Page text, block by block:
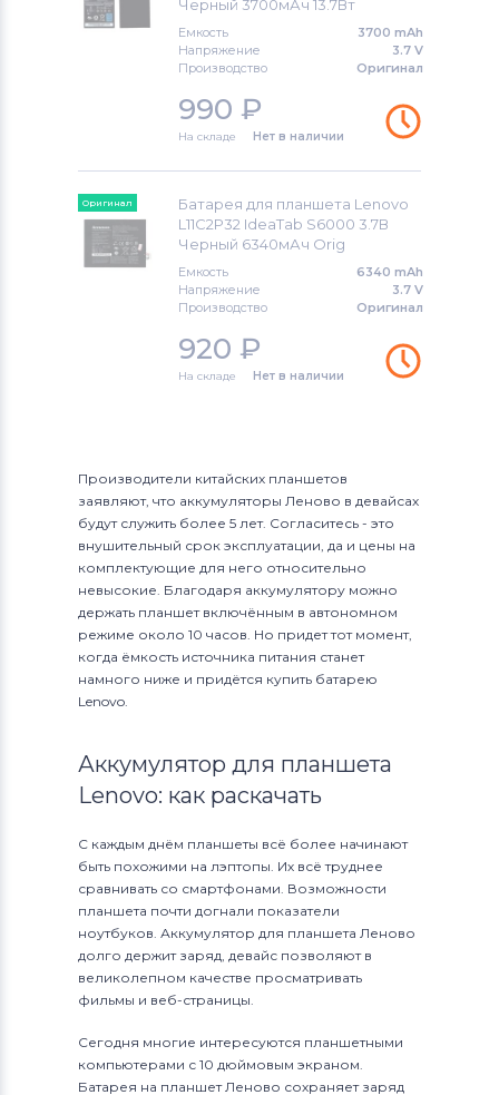
Черный 3700мАч 13.7Вт
Емкость
3700 mAh
Напряжение
3.7 V
Производство
Оригинал
990 ₽
На складе Нет в наличии
Оригинал
Батарея для планшета Lenovo
L11C2P32 IdeaTab S6000 3.7В
Черный 6340мАч Orig
Емкость
6340 mAh
Напряжение
3.7 V
Производство
Оригинал
920 ₽
На складе Нет в наличии
Производители китайских планшетов
заявляют, что аккумуляторы Леново в девайсах
будут служить более 5 лет. Согласитесь - это
внушительный срок эксплуатации, да и цены на
комплектующие для него относительно
невысокие. Благодаря аккумулятору можно
держать планшет включённым в автономном
режиме около 10 часов. Но придет тот момент,
когда ёмкость источника питания станет
намного ниже и придётся купить батарею
Lenovo.
Аккумулятор для планшета
Lenovo: как раскачать
С каждым днём планшеты всё более начинают
быть похожими на лэптопы. Их всё труднее
сравнивать со смартфонами. Возможности
планшета почти догнали показатели
ноутбуков. Аккумулятор для планшета Леново
долго держит заряд, девайс позволяют в
великолепном качестве просматривать
фильмы и веб-страницы.
Сегодня многие интересуются планшетными
компьютерами с 10 дюймовым экраном.
Батарея на планшет Леново сохраняет заряд